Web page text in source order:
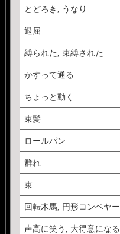
とどろき, うなり
退屈
縛られた, 束縛された
かすって通る
ちょっと動く
束髪
ロールパン
群れ
束
回転木馬, 円形コンベヤー
声高に笑う, 大得意になる